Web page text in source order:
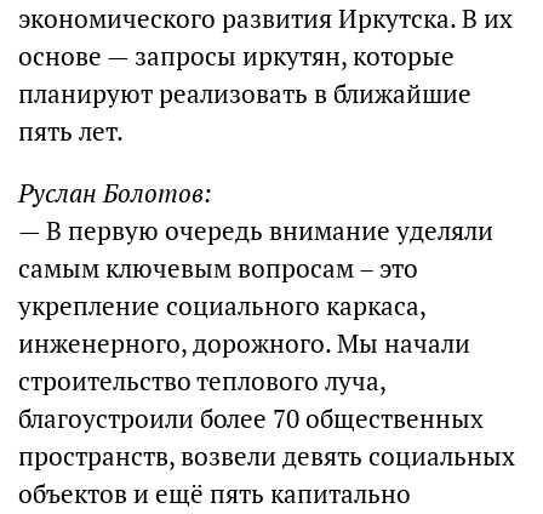
экономического развития Иркутска. В их
основе — запросы иркутян, которые
планируют реализовать в ближайшие
пять лет.
Руслан Болотов:
— В первую очередь внимание уделяли
самым ключевым вопросам – это
укрепление социального каркаса,
инженерного, дорожного. Мы начали
строительство теплового луча,
благоустроили более 70 общественных
пространств, возвели девять социальных
объектов и ещё пять капитально